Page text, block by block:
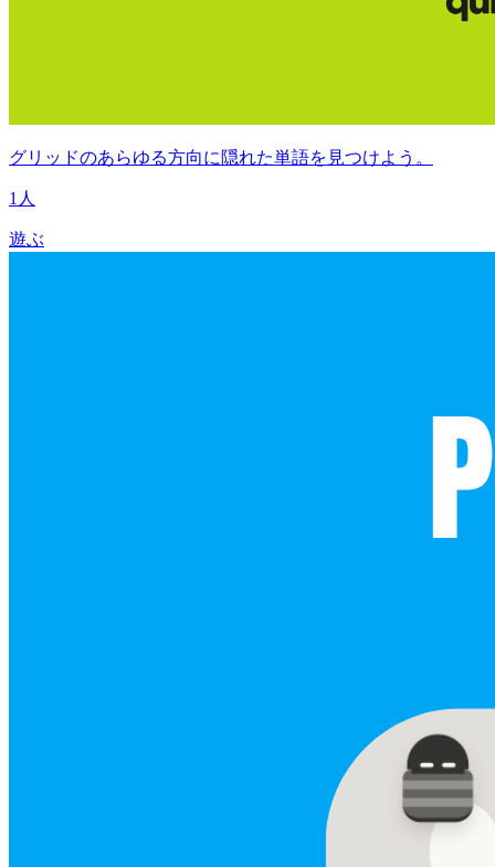
グリッドのあらゆる方向に隠れた単語を見つけよう。
1人
遊ぶ